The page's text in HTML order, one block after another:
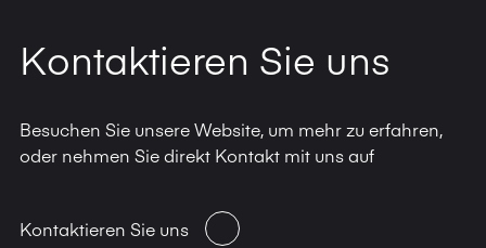
Kontaktieren Sie uns
Besuchen Sie unsere Website, um mehr zu erfahren,
oder nehmen Sie direkt Kontakt mit uns auf
Kontaktieren Sie uns